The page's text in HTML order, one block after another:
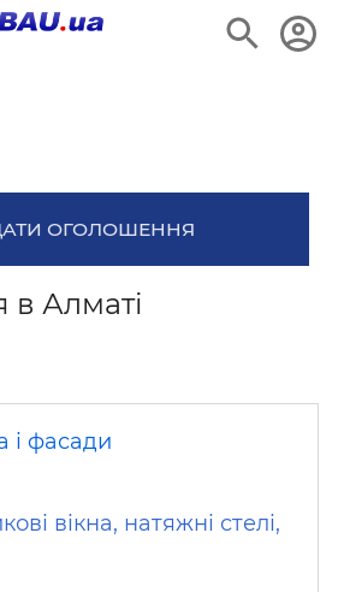
ОГОЛОШЕННЯ
Алматі
і фасади
вікна, натяжні стелі,